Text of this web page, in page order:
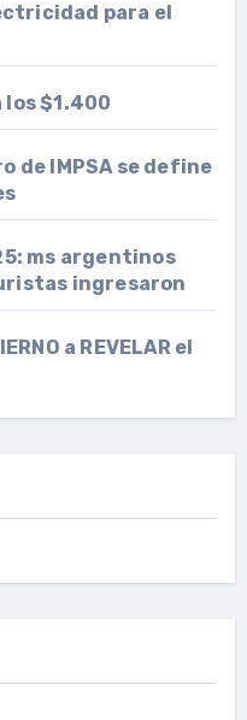
para el
los $1.400
de IMPSA se define
ms argentinos
ingresaron
a REVELAR el